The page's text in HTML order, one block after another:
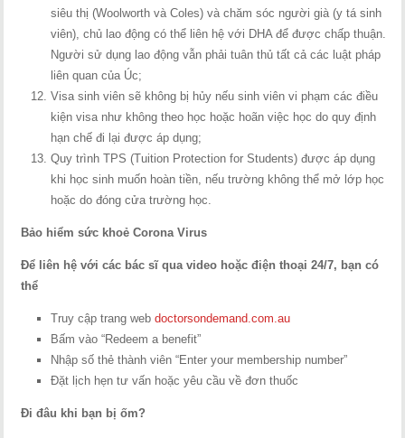
siêu thị (Woolworth và Coles) và chăm sóc người già (y tá sinh
viên), chủ lao động có thể liên hệ với DHA để được chấp thuận.
Người sử dụng lao động vẫn phải tuân thủ tất cả các luật pháp
liên quan của Úc;
Visa sinh viên sẽ không bị hủy nếu sinh viên vi phạm các điều
kiện visa như không theo học hoặc hoãn việc học do quy định
hạn chế đi lại được áp dụng;
Quy trình TPS (Tuition Protection for Students) được áp dụng
khi học sinh muốn hoàn tiền, nếu trường không thể mở lớp học
hoặc do đóng cửa trường học.
Bảo hiểm sức khoẻ Corona Virus
Để liên hệ với các bác sĩ qua video hoặc điện thoại 24/7, bạn có
thể
Truy cập trang webdoctorsondemand.com.au
Bấm vào “Redeem a benefit”
Nhập số thẻ thành viên “Enter your membership number”
Đặt lịch hẹn tư vấn hoặc yêu cầu về đơn thuốc
Đi đâu khi bạn bị ốm?